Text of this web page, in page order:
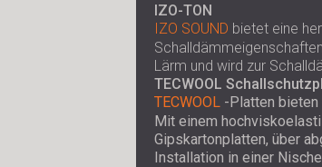
IZO-TON
IZO SOUND bietet eine
Lärm und wird zur
TECWOOL
TECWOOL -Platten bieten
Mit einem
Gipskartonplatten, über
Installation in einer